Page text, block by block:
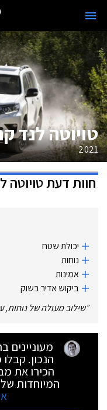
טויוטה לנד
2021
חוות דעתטויוטה
יכולת שטח
נוחות
אמינות
ביקוש אדיר בשוק
״שילוב מעולה של נוחות,
הנכון.
הכירו את
המיוחדות